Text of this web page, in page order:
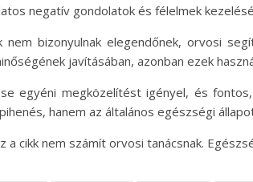
negatív gondolatok és félelmek
bizonyulnak elegendőnek, orvosi
javításában, azonban ezek
egyéni megközelítést igényel, és
hanem az általános egészségi
cikk nem számít orvosi tanácsnak.